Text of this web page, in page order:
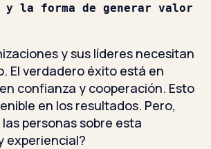
la forma de generar valor
y sus líderes necesitan
El verdadero éxito está en
confianza y cooperación. Esto
en los resultados. Pero,
personas sobre esta
experiencial?